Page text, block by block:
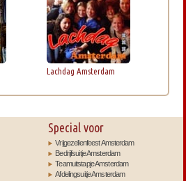
Lachdag Amsterdam
Special voor
Vrijgezellenfeest Amsterdam
Bedrijfsuitje Amsterdam
Teamuitstapje Amsterdam
Afdelingsuitje Amsterdam